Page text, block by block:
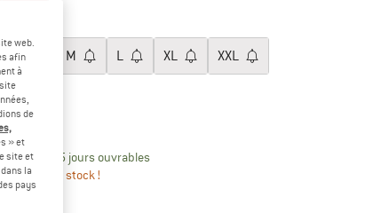
M L XL XXL
tailles
3-5 jours ouvrablesLe lien s'ouvre dans une boîte
1 article en stock !
web.
afin
à
de
» et
site et
la
pays